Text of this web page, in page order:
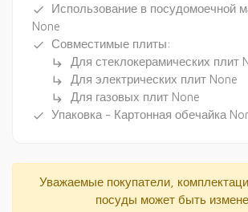
done
Использование в посудомоечной
None
done Совместимые плиты:
subdirectory_arrow_right Для стеклокерамических плит
subdirectory_arrow_right Для электрических плит None
subdirectory_arrow_right Для газовых плит None
done Упаковка - Картонная обечайка
Уважаемые покупатели,
посуды может быть